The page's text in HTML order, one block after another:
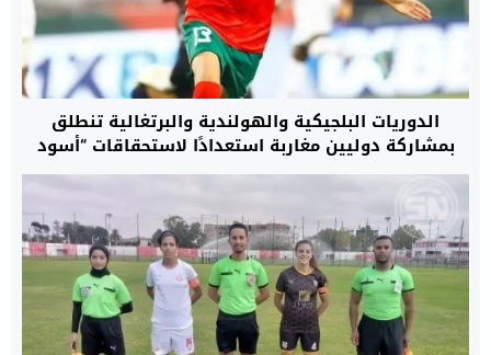
الدوريات البلجيكية والهولندية والبرتغالية تنطلق
بمشاركة دوليين مغاربة استعدادًا لاستحقاقات “أسود
الأطلس